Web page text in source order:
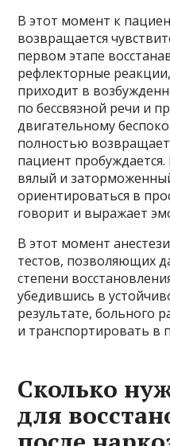
В этот момент к
возвращается
первом этапе
рефлекторные
приходит в
по бессвязной речи и
двигательному
полностью
пациент
вялый и
ориентироваться в
говорит и выражает
В этот момент
тестов, позволяющих
степени
убедившись в
результате, больного
и транспортировать в
Сколько
для